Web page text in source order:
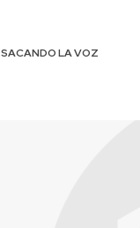
SACANDO LA VOZ